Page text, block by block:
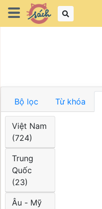
Bộ lọc Từ khóa
Việt Nam
(724)
Trung
Quốc
(23)
Âu - Mỹ